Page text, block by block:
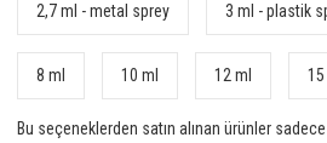
2,7 ml - metal sprey
3 ml - plastik
8 ml 10 ml 12 ml 15
Bu seçeneklerden satın alınan ürünler